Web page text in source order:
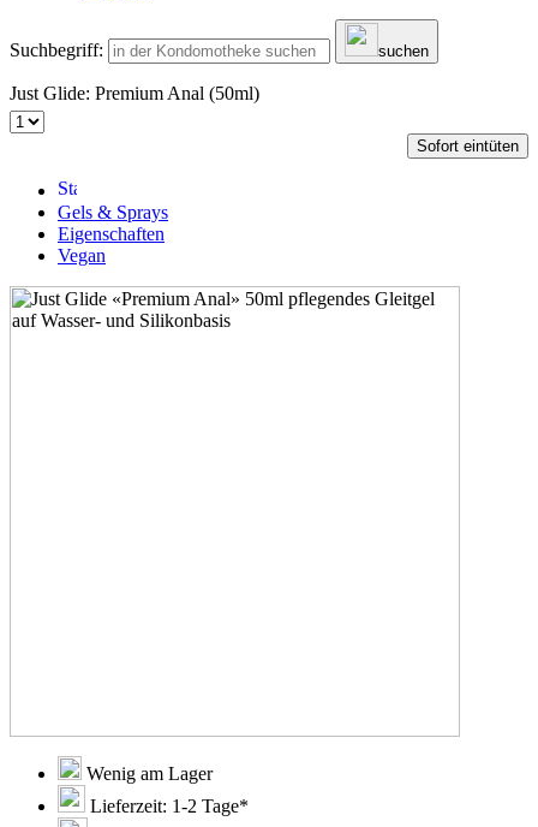
Suchbegriff: suchen
Just Glide: Premium Anal (50ml)
Sofort eintüten
Gels & Sprays
Eigenschaften
Vegan
Wenig am Lager
Lieferzeit: 1-2 Tage*